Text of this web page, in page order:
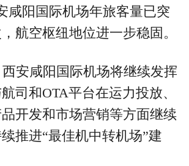
咸阳国际机场年旅客量已突
航空枢纽地位进一步稳固。
安咸阳国际机场将继续发挥
司和OTA平台在运力投放、
开发和市场营销等方面继续
推进“最佳机中转机场”建